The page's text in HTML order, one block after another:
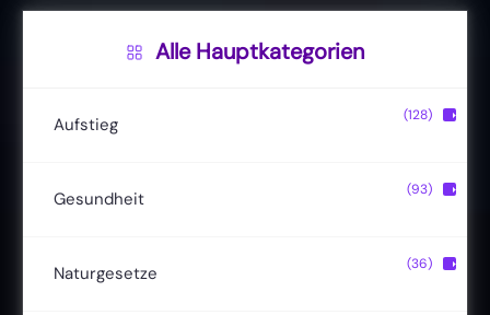
Alle Hauptkategorien
Aufstieg
Christusbewusstsein (20)
(11)
(128) ▶
Gesundheit
(13)
(93) ▶
Naturgesetze (36) ▶